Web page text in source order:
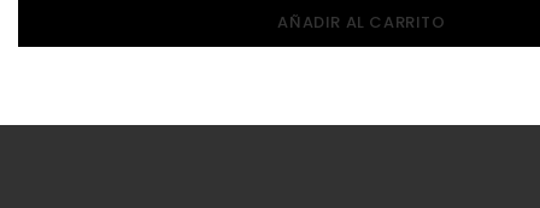
AÑADIR AL CARRITO